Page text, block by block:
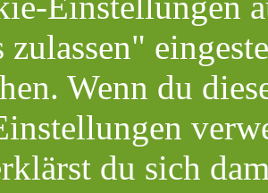
Wenn du
du sich